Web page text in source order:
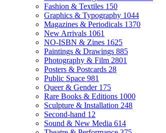
Fashion & Textiles 150
Graphics & Typography 1044
Magazines & Periodicals 1370
New Arrivals 1061
NO-ISBN & Zines 1625
Paintings & Drawings 885
Photography & Film 2801
Posters & Postcards 28
Public Space 981
Queer & Gender 175
Rare Books & Editions 1000
Sculpture & Installation 248
Second-hand 12
Sound & New Media 614